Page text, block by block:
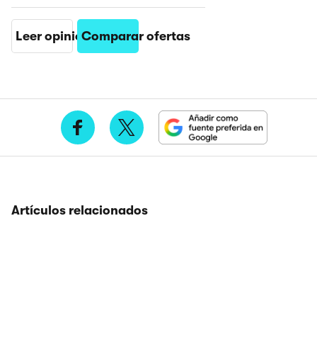
Leer opiniónComparar ofertas
Artículos relacionados